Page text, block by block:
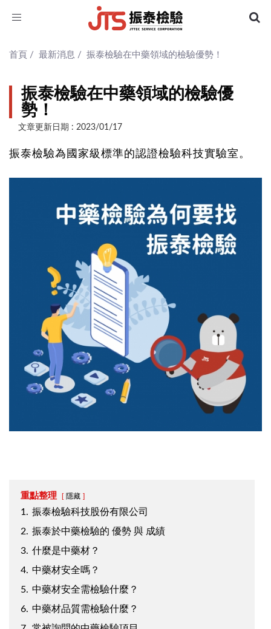
Toggle
首頁 / 最新消息 / 振泰檢驗在中藥領域的檢驗優勢！
振泰檢驗在中藥領域的檢驗優
勢！
文章更新日期 : 2023/01/17
振泰檢驗為國家級標準的認證檢驗科技實驗室。
重點整理 隱藏
1. 振泰檢驗科技股份有限公司
2. 振泰於中藥檢驗的 優勢 與 成績
3. 什麼是中藥材？
4. 中藥材安全嗎？
5. 中藥材安全需檢驗什麼？
6. 中藥材品質需檢驗什麼？